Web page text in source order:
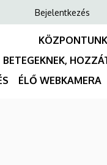
Anonim
fiók
menüje
Bejelentkezés
BETEGEKNEK,
ÉLŐ WEBKAMERA